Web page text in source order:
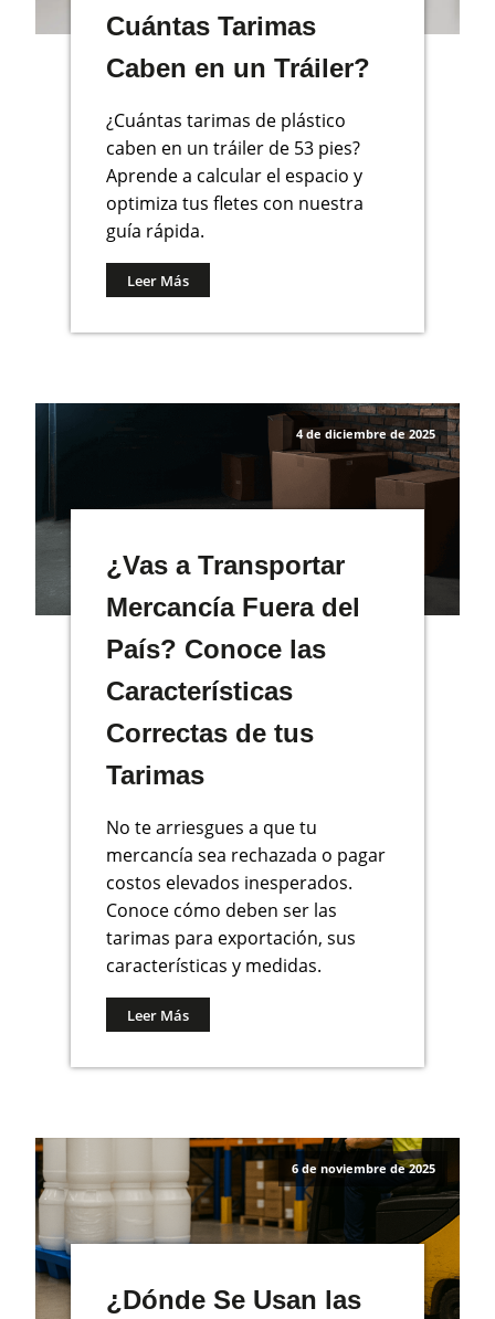
Cuántas Tarimas
Caben en un Tráiler?
¿Cuántas tarimas de plástico
caben en un tráiler de 53 pies?
Aprende a calcular el espacio y
optimiza tus fletes con nuestra
guía rápida.
Leer Más
4 de diciembre de 2025
¿Vas a Transportar
Mercancía Fuera del
País? Conoce las
Características
Correctas de tus
Tarimas
No te arriesgues a que tu
mercancía sea rechazada o pagar
costos elevados inesperados.
Conoce cómo deben ser las
tarimas para exportación, sus
características y medidas.
Leer Más
6 de noviembre de 2025
¿Dónde Se Usan las